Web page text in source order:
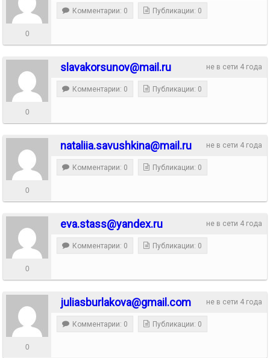
0
Комментарии: 0 Публикации: 0
не в сети 4 года
slavakorsunov@mail.ru
0
Комментарии: 0 Публикации: 0
не в сети 4 года
nataliia.savushkina@mail.ru
0
Комментарии: 0 Публикации: 0
не в сети 4 года
eva.stass@yandex.ru
0
Комментарии: 0 Публикации: 0
не в сети 4 года
juliasburlakova@gmail.com
0
Комментарии: 0 Публикации: 0